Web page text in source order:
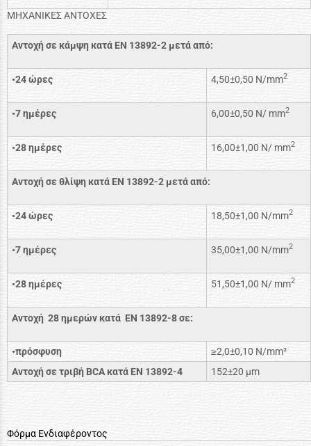
ΜΗΧΑΝΙΚΕΣ ΑΝΤΟΧΕΣ
Αντοχή σε κάμψη κατά ΕΝ 13892-2 μετά από:
•24 ώρες 4,50±0,50 N/mm2
•7 ημέρες 6,00±0,50 N/ mm2
•28 ημέρες 16,00±1,00 N/ mm2
Αντοχή σε θλίψη κατά ΕΝ 13892-2 μετά από:
•24 ώρες 18,50±1,00 N/mm2
•7 ημέρες 35,00±1,00 N/mm2
•28 ημέρες 51,50±1,00 N/ mm2
Αντοχή 28 ημερών κατά ΕΝ 13892-8 σε:
•πρόσφυση
≥2,0±0,10 Ν/mm²
Αντοχή σε τριβή BCA κατά EN 13892-4
152±20 μm
Φόρμα Ενδιαφέροντος